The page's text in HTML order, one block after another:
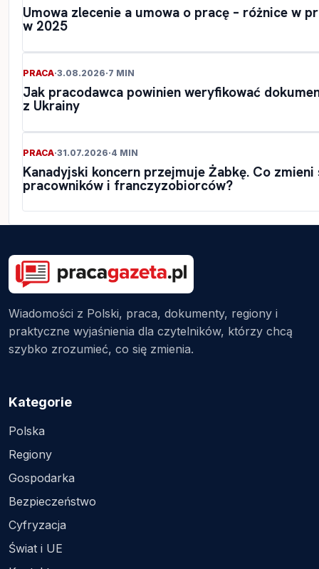
Umowa zlecenie a umowa o pracę – różnice w
w 2025
PRACA·3.08.2026·7 MIN
Jak pracodawca powinien weryfikować
z Ukrainy
PRACA·31.07.2026·4 MIN
Kanadyjski koncern przejmuje Żabkę. Co zmieni
pracowników i franczyzobiorców?
Wiadomości z Polski, praca, dokumenty, regiony i
praktyczne wyjaśnienia dla czytelników, którzy chcą
szybko zrozumieć, co się zmienia.
Kategorie
Polska
Regiony
Gospodarka
Bezpieczeństwo
Cyfryzacja
Świat i UE